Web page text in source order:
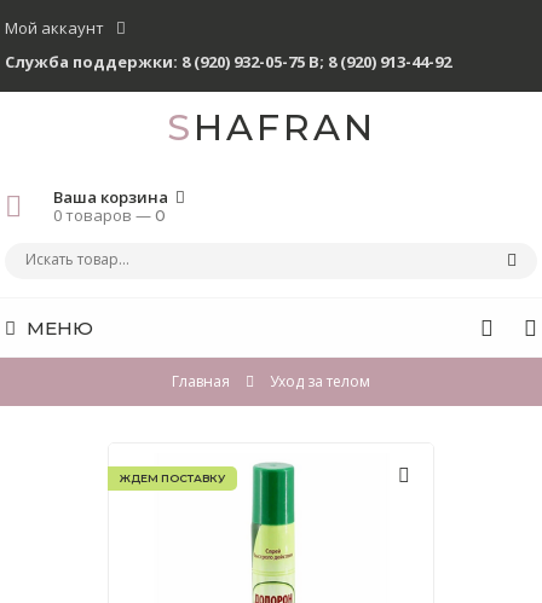
Мой аккаунт
Служба поддержки: 8 (920) 932-05-75 В; 8 (920) 913-44-92
SHAFRAN
Ваша корзина
0 товаров —0
МЕНЮ
Главная Уход за телом
ЖДЕМ ПОСТАВКУ